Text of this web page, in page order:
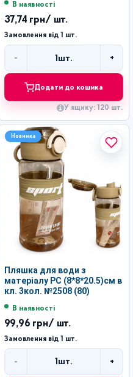
В наявності
37,74 грн/ шт.
Замовлення від 1 шт.
- 1 шт. +
Додати до кошика
У ящику: 120 шт.
Новинка
Пляшка для води з
матеріалу РС (8*8*20.5)см в
кл. 3кол. №2508 (80)
В наявності
99,96 грн/ шт.
Замовлення від 1 шт.
- 1шт. +